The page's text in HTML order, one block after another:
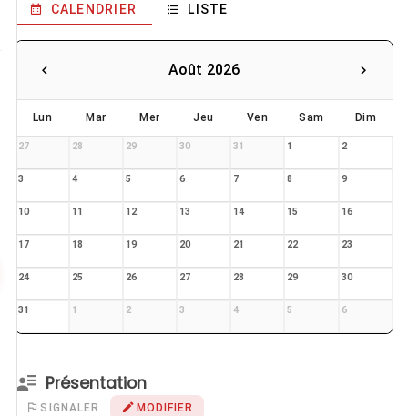
CALENDRIER LISTE
Août 2026
Lun Mar Mer Jeu Ven Sam Dim
27 28 29 30 31 1 2
3 4 5 6 7 8 9
10 11 12 13 14 15 16
17 18 19 20 21 22 23
24 25 26 27 28 29 30
31 1 2 3 4 5 6
Présentation
SIGNALER MODIFIER